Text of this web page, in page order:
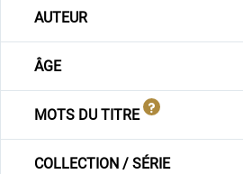
AUTEUR
ÂGE
MOTS DU TITRE
COLLECTION / SÉRIE